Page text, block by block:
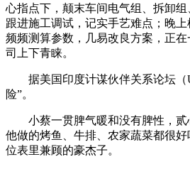
心指点下，颠末车间电气组、拆卸
跟进施工调试，记实手艺难点；晚
频频测算参数，几易改良方案，正
司上下青睐。
据美国印度计谋伙伴关系论坛（
险”。
小蔡一贯脾气暖和没有脾性，贰
他做的烤鱼、牛排、农家蔬菜都很
位表里兼顾的豪杰子。